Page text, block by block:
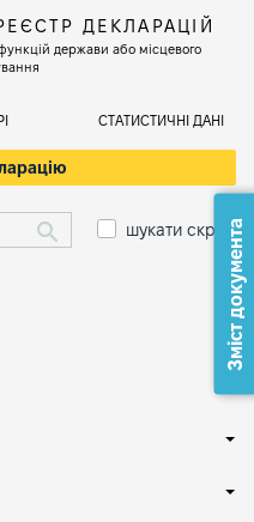
ДЕКЛАРАЦІЙ
держави або місцевого
СТАТИСТИЧНІ ДАНІ
шукати скрізьЗміст документа